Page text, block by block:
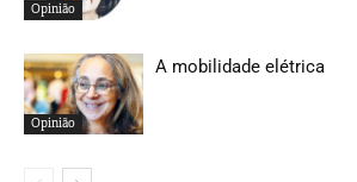
Opinião
Opinião
A mobilidade elétrica